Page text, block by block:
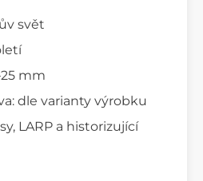
svět
mm
dle varianty výrobku
LARP a historizující